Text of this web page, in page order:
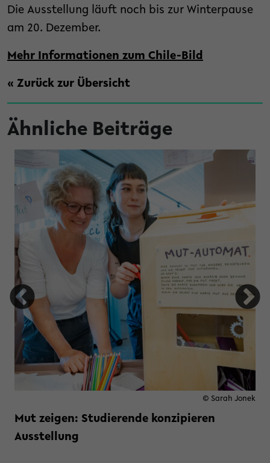
Die Ausstellung läuft noch bis zur Winterpause
am 20. Dezember.
Mehr Informationen zum Chile-Bild
« Zurück zur Übersicht
Ähnliche Beiträge
Brandschutz an der Universität
© Sarah Jonek
Mut zeigen: Studierende konzipieren
Ausstellung